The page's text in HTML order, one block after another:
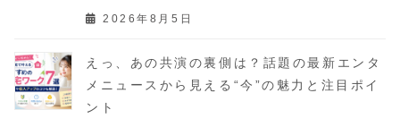
2026年8月5日
えっ、あの共演の裏側は？話題の最新エンタ
メニュースから見える“今”の魅力と注目ポイ
ント